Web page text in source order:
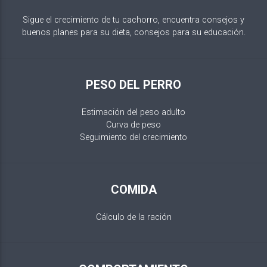
Sigue el crecimiento de tu cachorro, encuentra consejos y
buenos planes para su dieta, consejos para su educación.
PESO DEL PERRO
Estimación del peso adulto
Curva de peso
Seguimiento del crecimiento
COMIDA
Cálculo de la ración